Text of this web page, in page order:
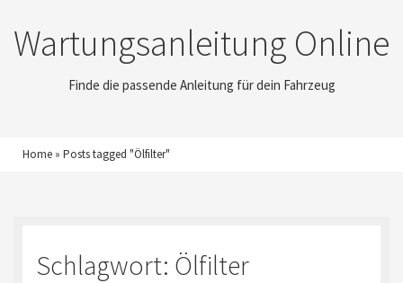
Wartungsanleitung Online
Finde die passende Anleitung für dein Fahrzeug
Home » Posts tagged "Ölfilter"
Schlagwort: Ölfilter